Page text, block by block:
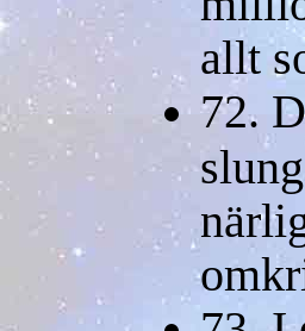
allt
72.